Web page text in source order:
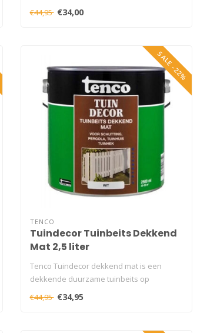
€44,95 €34,00
SALE -22%
TENCO
Tuindecor Tuinbeits Dekkend
Mat 2,5 liter
Tenco Tuindecor dekkend mat is een
dekkende duurzame tuinbeits op
€44,95 €34,95